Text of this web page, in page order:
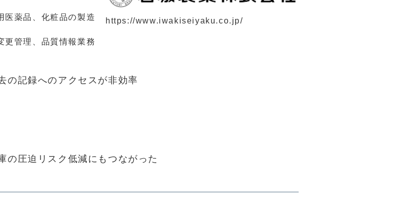
https://www.iwakiseiyaku.co.jp/
医薬品、化粧品の製造
更管理、品質情報業務
の記録へのアクセスが非効率
の圧迫リスク低減にもつながった